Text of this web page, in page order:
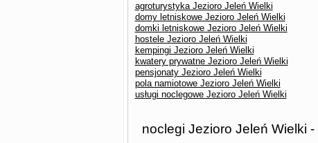
agroturystyka Jezioro Jeleń Wielki
domy letniskowe Jezioro Jeleń Wielki
domki letniskowe Jezioro Jeleń Wielki
hostele Jezioro Jeleń Wielki
kempingi Jezioro Jeleń Wielki
kwatery prywatne Jezioro Jeleń Wielki
pensjonaty Jezioro Jeleń Wielki
pola namiotowe Jezioro Jeleń Wielki
usługi noclegowe Jezioro Jeleń Wielki
noclegi Jezioro Jeleń Wielki